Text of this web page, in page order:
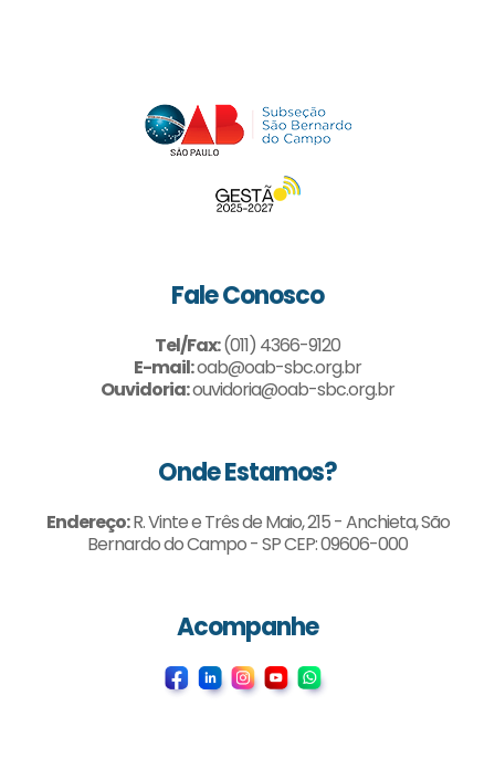
Fale Conosco
Tel/Fax:(011) 4366-9120
E-mail:oab@oab-sbc.org.br
Ouvidoria:ouvidoria@oab-sbc.org.br
Onde Estamos?
Endereço:R. Vinte e Três de Maio, 215 - Anchieta, São
Bernardo do Campo - SP CEP: 09606-000
Acompanhe